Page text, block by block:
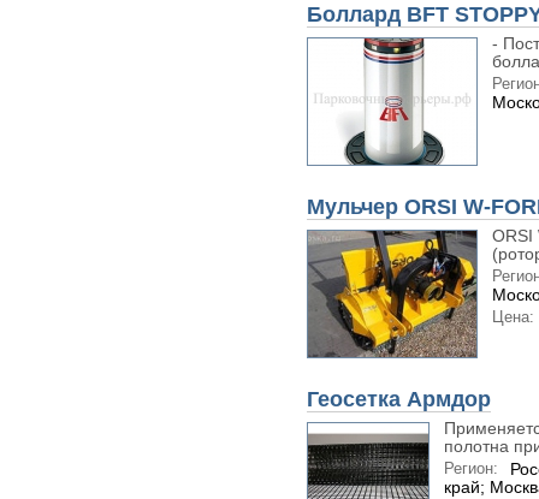
Боллард BFT
-
Мульчер ORSI W-
ORSI
Цена:
Геосетка Армдор
полотна
Регион:
край;